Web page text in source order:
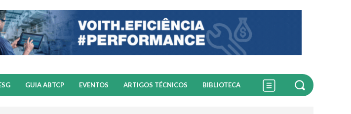
GUIA ABTCP EVENTOS ARTIGOS TÉCNICOS BIBLIOTECA